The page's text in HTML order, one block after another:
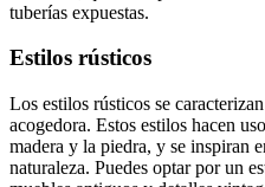
tuberías expuestas.
Estilos rústicos
Los estilos rústicos se
acogedora. Estos estilos hacen
madera y la piedra, y se inspiran
naturaleza. Puedes optar por un